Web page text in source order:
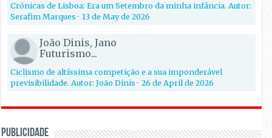
Crónicas de Lisboa: Era um Setembro da minha infância. Autor:
Serafim Marques·13 de May de 2026
João Dinis, Jano
Futurismo...
Ciclismo de altíssima competição e a sua imponderável
previsibilidade. Autor: João Dinis·26 de April de 2026
PUBLICIDADE